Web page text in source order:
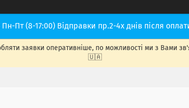
Пн-Пт (8-17:00) Відправки пр.2-4х днів після
заявки оперативніше, по можливості ми з Вами
🇺🇦